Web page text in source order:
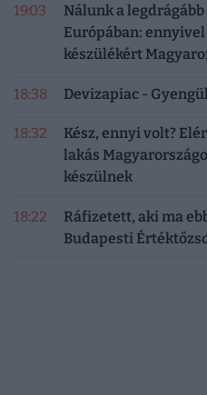
19:03
Nálunk a legdrágább
Európában:
készülékért
18:38 Devizapiac -
18:32
Kész, ennyi volt?
lakás
készülnek
18:22
Ráfizetett, aki ma
Budapesti